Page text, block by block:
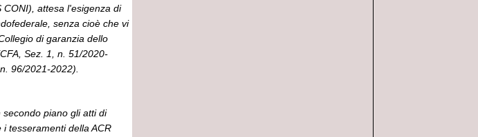
attesa l'esigenza di
senza cioè che vi
di garanzia dello
Sez. 1, n. 51/2020-
96/2021-2022).
piano gli atti di
tesseramenti della ACR